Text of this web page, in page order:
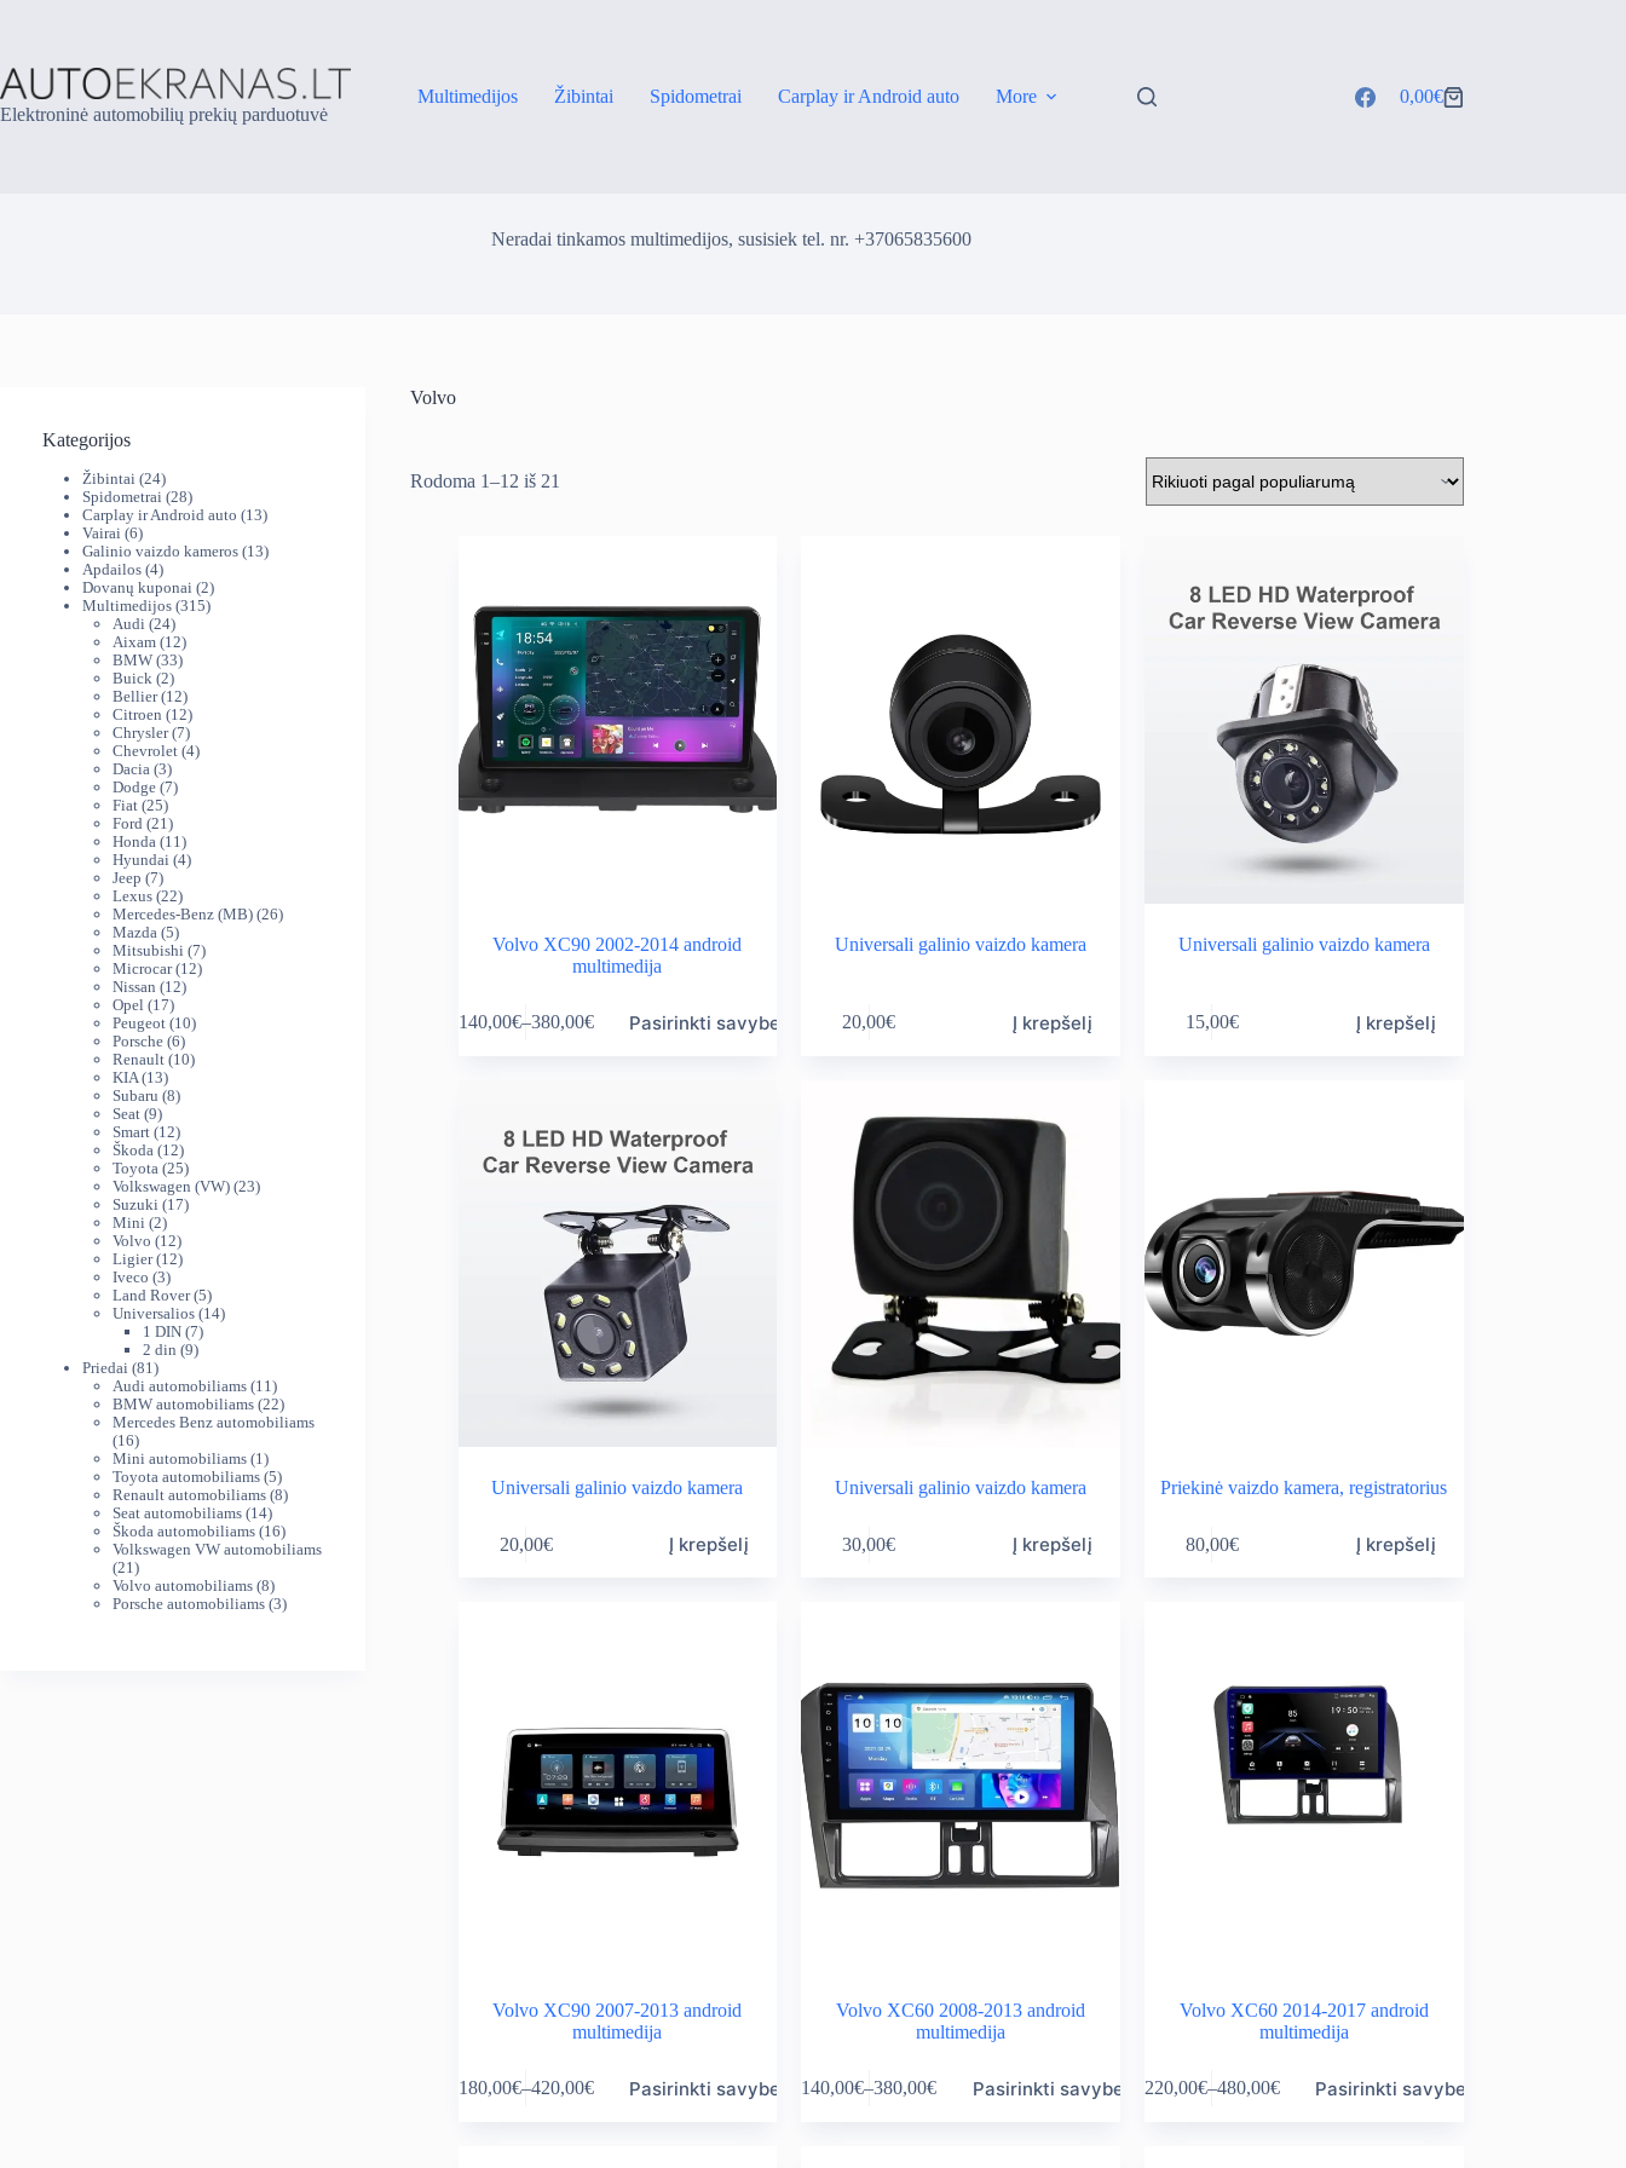
Elektroninė automobilių prekių parduotuvė
Multimedijos Žibintai Spidometrai Carplay ir Android auto More
Shopping
0,00€
Neradai tinkamos multimedijos, susisiek tel. nr. +37065835600
Volvo
Rodoma 1–12 iš 21
Volvo XC90 2002-2014 android
multimedija
140,00€–380,00€
Price
Pasirinkti savybes
product
Universali galinio vaizdo kamera
20,00€ Į krepšelį
Universali galinio vaizdo kamera
15,00€ Į krepšelį
Universali galinio vaizdo kamera
20,00€ Į krepšelį
Universali galinio vaizdo kamera
30,00€ Į krepšelį
Priekinė vaizdo kamera, registratorius
80,00€ Į krepšelį
Volvo XC90 2007-2013 android
multimedija
180,00€–420,00€
Price
Pasirinkti savybes
product
Volvo XC60 2008-2013 android
multimedija
140,00€–380,00€
Price
Pasirinkti savybes
product
Volvo XC60 2014-2017 android
multimedija
220,00€–480,00€
Price
Pasirinkti savybes
product
Kategorijos
Žibintai 2424
produktai
Spidometrai 2828
produktai
Carplay ir Android auto 1313
Vairai 66
produktai
Galinio vaizdo kameros 1313
Apdailos 44
produktai
Dovanų kuponai 22
produktai
Multimedijos 315315
Audi 2424
produktai
Aixam 1212
produktų
BMW 3333
Buick 22
produktai
Bellier 1212
produktų
Citroen 1212
produktų
Chrysler 77
produktai
Chevrolet 44
Dacia 33
produktai
Dodge 77
Fiat 2525
produktai
Ford 21 21
produktas
Honda 11 11
produktų
Hyundai 44
Jeep 77
produktai
Lexus 2222
produktai
Mercedes-Benz (MB) 2626
Mazda 55
produktai
Mitsubishi 77
produktai
Microcar 1212
Nissan 1212
Opel 1717
produktų
Peugeot 1010
Porsche 66
produktai
Renault 1010
KIA 1313
produktų
Subaru 88
Seat 99
produktai
Smart 1212
produktų
Škoda 1212
produktų
Toyota 2525
produktai
Volkswagen (VW) 2323
Suzuki 1717
Mini 22
produktai
Volvo 1212
produktų
Ligier 1212
Iveco 33
produktai
Land Rover 55
produktai
Universalios 1414
1 DIN 77
produktai
2 din 99
Priedai 81 81
produktas
Audi automobiliams 11 11
produktų
BMW automobiliams 2222
produktai
Mercedes Benz automobiliams
1616
produktų
Mini automobiliams 1 1
produktas
Toyota automobiliams 55
produktai
Renault automobiliams 88
Seat automobiliams 1414
produktų
Škoda automobiliams 1616
produktų
Volkswagen VW automobiliams
21 21
produktas
Volvo automobiliams 88
produktai
Porsche automobiliams 33